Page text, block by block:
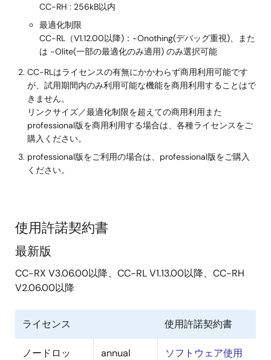
CC-RH : 256kB以内
最適化制限
CC-RL（V1.12.00以降)：-Onothing(デバッグ重視)、また
は -Olite(一部の最適化のみ適用) のみ選択可能
CC-RLはライセンスの有無にかかわらず商用利用可能です
が、試用期間内のみ利用可能な機能を商用利用することはで
きません。
リンクサイズ／最適化制限を超えての商用利用また
professional版を商用利用する場合は、各種ライセンスをご
購入ください。
professional版をご利用の場合は、professional版をご購入
ください。
使用許諾契約書
最新版
CC-RX V3.06.00以降、CC-RL V1.13.00以降、CC-RH
V2.06.00以降
ライセンス 使用許諾契約書
ノードロッ
annual
ソフトウェア使用